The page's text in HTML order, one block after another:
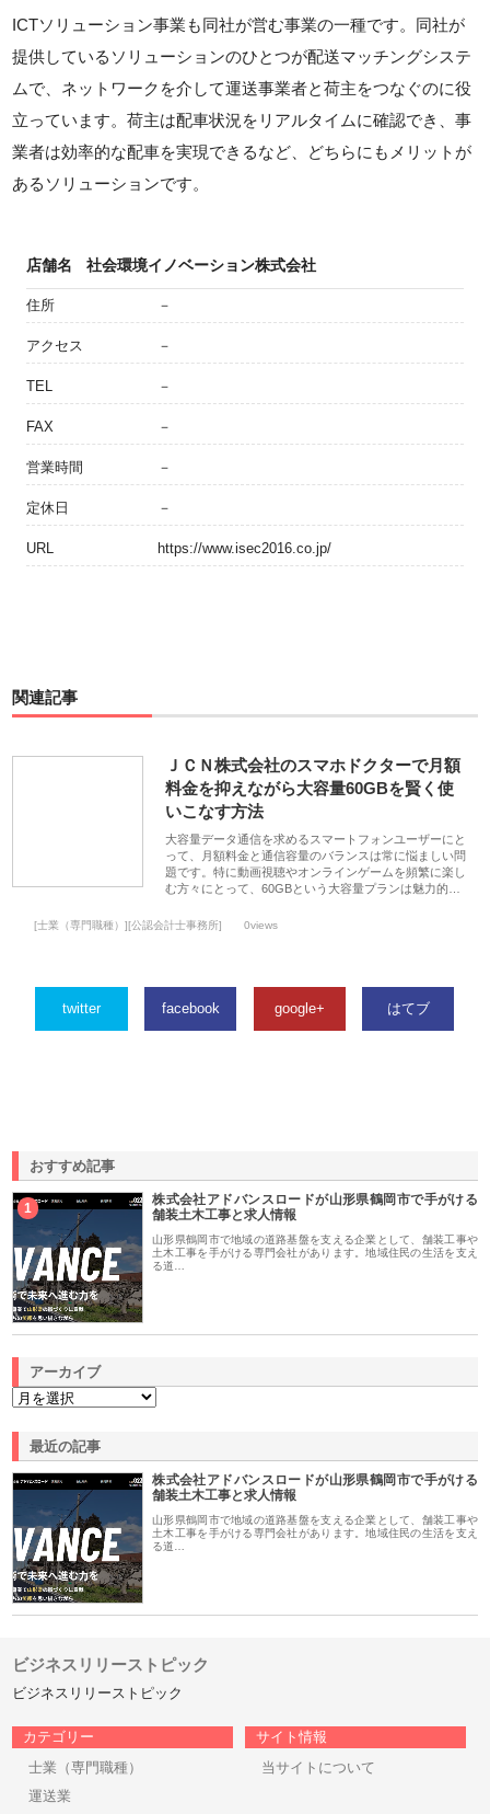
ICTソリューション事業も同社が営む事業の一種です。同社が
提供しているソリューションのひとつが配送マッチングシステ
ムで、ネットワークを介して運送事業者と荷主をつなぐのに役
立っています。荷主は配車状況をリアルタイムに確認でき、事
業者は効率的な配車を実現できるなど、どちらにもメリットが
あるソリューションです。
店舗名 社会環境イノベーション株式会社
住所 －
アクセス －
TEL －
FAX －
営業時間 －
定休日 －
URL https://www.isec2016.co.jp/
関連記事
ＪＣＮ株式会社のスマホドクターで月額
料金を抑えながら大容量60GBを賢く使
いこなす方法
大容量データ通信を求めるスマートフォンユーザーにと
って、月額料金と通信容量のバランスは常に悩ましい問
題です。特に動画視聴やオンラインゲームを頻繁に楽し
む方々にとって、60GBという大容量プランは魅力的…
[士業（専門職種）][公認会計士事務所] 0views
twitter facebook google+ はてブ
おすすめ記事
1
株式会社アドバンスロードが山形県鶴岡市で手がける
舗装土木工事と求人情報
山形県鶴岡市で地域の道路基盤を支える企業として、舗装工事や
土木工事を手がける専門会社があります。地域住民の生活を支え
る道…
アーカイブ
最近の記事
株式会社アドバンスロードが山形県鶴岡市で手がける
舗装土木工事と求人情報
山形県鶴岡市で地域の道路基盤を支える企業として、舗装工事や
土木工事を手がける専門会社があります。地域住民の生活を支え
る道…
ビジネスリリーストピック
ビジネスリリーストピック
カテゴリー
士業（専門職種）
運送業
サイト情報
当サイトについて